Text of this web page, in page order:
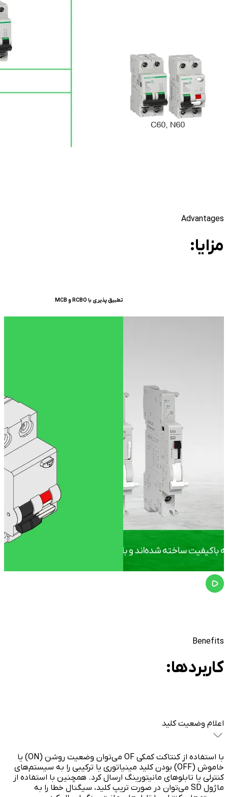
Advantages
مزایا:
استفاده از مواد با کیفیت و عمر طولانی محصول
Item
2
کاربرد‌ها:
خاموش (OFF) بودن کلید مینیاتوری یا ترکیبی را به سیستم‌های
کنترلی یا تابلوهای مانیتورینگ ارسال کرد. همچنین با استفاده از
ماژول SD می‌توان در صورت تریپ کلید، سیگنال خطا را به
سیستم‌های کنترلی یا تابلوهای مانیتورینگ ارسال ‌کرد.